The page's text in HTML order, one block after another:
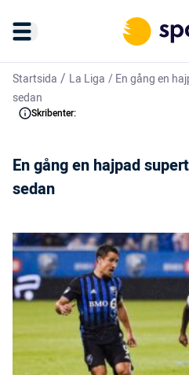
Startsida / La Liga /En gång en
sedan
Skribenter:
En gång en hajpad
sedan